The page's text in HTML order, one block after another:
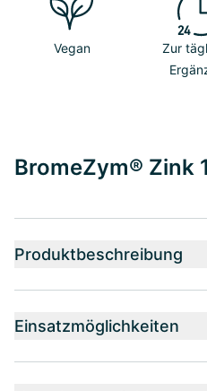
Vegan
Zur
BromeZym® Zink
Produktbeschreibung
Einsatzmöglichkeiten